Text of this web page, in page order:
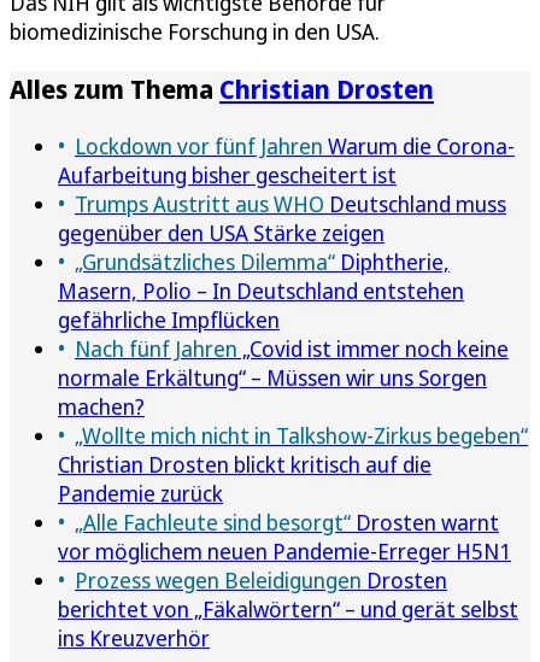
biomedizinische Forschung in den USA.
Alles zum Thema Christian Drosten
Lockdown vor fünf Jahren Warum die Corona-
Aufarbeitung bisher gescheitert ist
Trumps Austritt aus WHO Deutschland muss
gegenüber den USA Stärke zeigen
„Grundsätzliches Dilemma“ Diphtherie,
Masern, Polio – In Deutschland entstehen
gefährliche Impflücken
Nach fünf Jahren „Covid ist immer noch keine
normale Erkältung“ – Müssen wir uns Sorgen
machen?
„Wollte mich nicht in Talkshow-Zirkus begeben“
Christian Drosten blickt kritisch auf die
Pandemie zurück
„Alle Fachleute sind besorgt“ Drosten warnt
vor möglichem neuen Pandemie-Erreger H5N1
Prozess wegen Beleidigungen Drosten
berichtet von „Fäkalwörtern“ – und gerät selbst
ins Kreuzverhör